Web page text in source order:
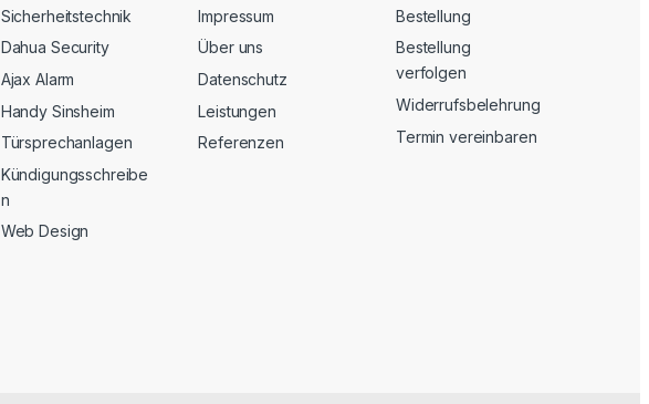
Sicherheitstechnik
Dahua Security
Ajax Alarm
Handy Sinsheim
Türsprechanlagen
Kündigungsschreibe
n
Web Design
Impressum
Über uns
Datenschutz
Leistungen
Referenzen
Bestellung
Bestellung
verfolgen
Widerrufsbelehrung
Termin vereinbaren